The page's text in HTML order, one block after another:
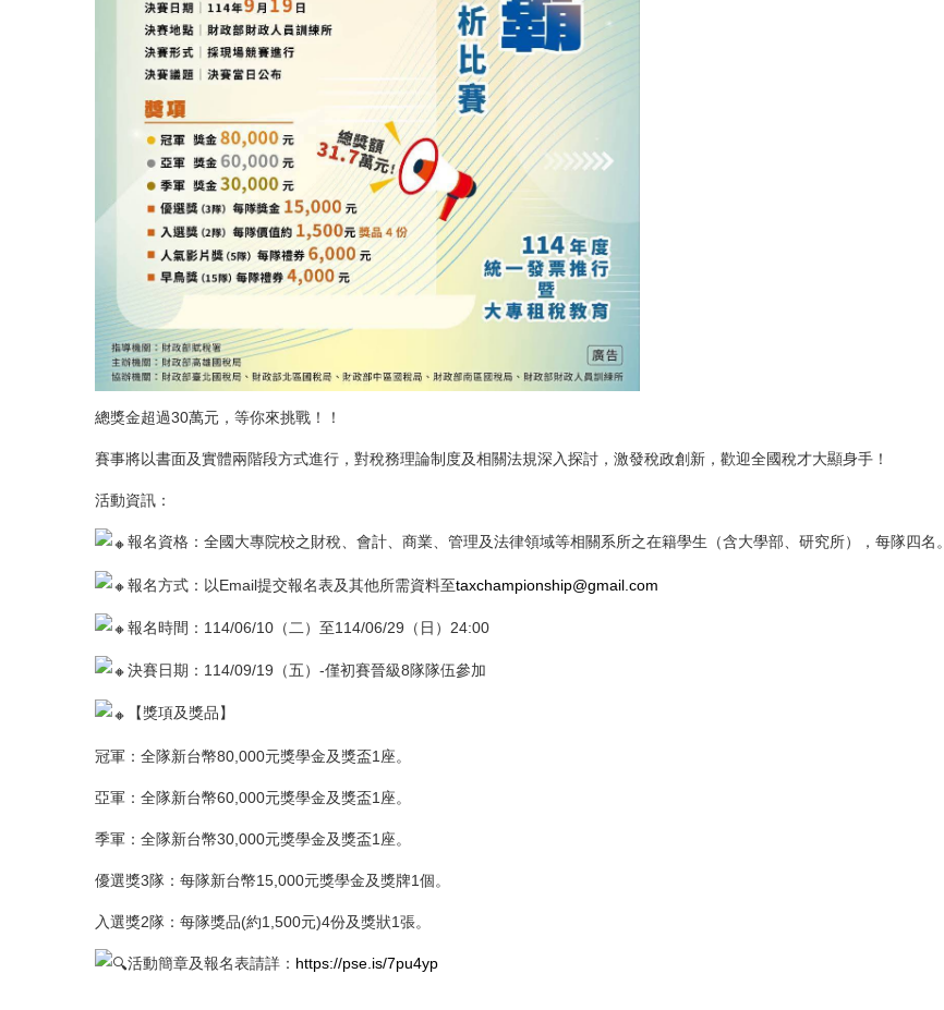
總獎金超過30萬元，等你來挑戰！！
賽事將以書面及實體兩階段方式進行，對稅務理論制度及相關法規深入探討，激發稅政創新，歡迎全國稅才大顯身手！
活動資訊：
報名資格：全國大專院校之財稅、會計、商業、管理及法律領域等相關系所之在籍學生（含大學部、研究所），每隊四名。
報名方式：以Email提交報名表及其他所需資料至taxchampionship@gmail.com
報名時間：114/06/10（二）至114/06/29（日）24:00
決賽日期：114/09/19（五）-僅初賽晉級8隊隊伍參加
【獎項及獎品】
冠軍：全隊新台幣80,000元獎學金及獎盃1座。
亞軍：全隊新台幣60,000元獎學金及獎盃1座。
季軍：全隊新台幣30,000元獎學金及獎盃1座。
優選獎3隊：每隊新台幣15,000元獎學金及獎牌1個。
入選獎2隊：每隊獎品(約1,500元)4份及獎狀1張。
活動簡章及報名表請詳： https://pse.is/7pu4yp